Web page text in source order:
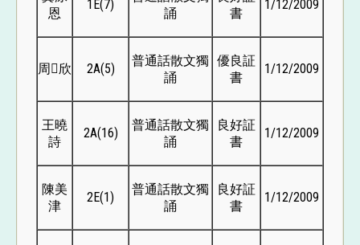
恩
1E(7)
誦
書
1/12/2009
周欣 2A(5)
普通話散文獨
誦
優良証
書
1/12/2009
王曉
詩
2A(16)
普通話散文獨
誦
良好証
書
1/12/2009
陳美
津
2E(1)
普通話散文獨
誦
良好証
書
1/12/2009